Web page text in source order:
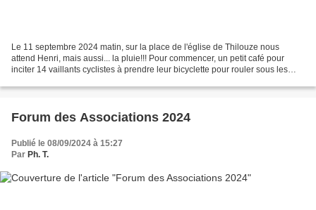
Le 11 septembre 2024 matin, sur la place de l'église de Thilouze nous
attend Henri, mais aussi... la pluie!!! Pour commencer, un petit café pour
inciter 14 vaillants cyclistes à prendre leur bicyclette pour rouler sous les
Forum des Associations 2024
Publié le 08/09/2024 à 15:27
Par Ph. T.